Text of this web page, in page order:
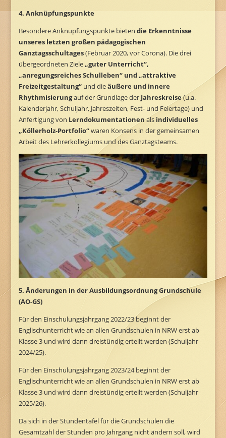
4. Anknüpfungspunkte
Besondere Anknüpfungspunkte bietendie Erkenntnisse
unseres letzten großen pädagogischen
Ganztagsschultages(Februar 2020, vor Corona). Die drei
übergeordneten Ziele„guter Unterricht“,
„anregungsreiches Schulleben“ und „attraktive
Freizeitgestaltung“ und dieäußere und innere
Rhythmisierungauf der Grundlage der Jahreskreise(u.a.
Kalenderjahr, Schuljahr, Jahreszeiten, Fest- und Feiertage) und
Anfertigung von Lerndokumentationenals individuelles
„Köllerholz-Portfolio“waren Konsens in der gemeinsamen
Arbeit des Lehrerkollegiums und des Ganztagsteams.
5. Änderungen in der Ausbildungsordnung Grundschule
(AO-GS)
Für den Einschulungsjahrgang 2022/23 beginnt der
Englischunterricht wie an allen Grundschulen in NRW erst ab
Klasse 3 und wird dann dreistündig erteilt werden (Schuljahr
2024/25).
Für den Einschulungsjahrgang 2023/24 beginnt der
Englischunterricht wie an allen Grundschulen in NRW erst ab
Klasse 3 und wird dann dreistündig erteilt werden (Schuljahr
2025/26).
Da sich in der Stundentafel für die Grundschulen die
Gesamtzahl der Stunden pro Jahrgang nicht ändern soll, wird